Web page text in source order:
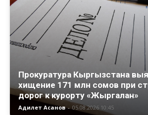
Прокуратура Кыргызстана
хищение 171 млн сомов при
дорог к курорту «Жыргалан»
Адилет Асанов - 05.08.2026 10:45